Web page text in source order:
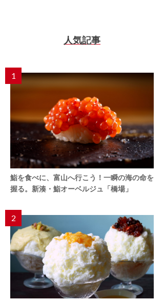
人気記事
1
鮨を食べに、富山へ行こう！一瞬の海の命を
握る。新湊・鮨オーベルジュ「橋場」
2